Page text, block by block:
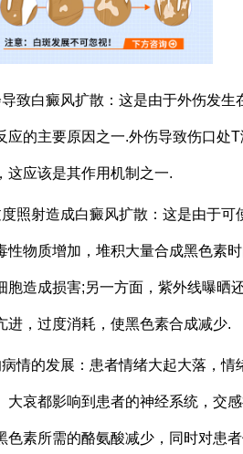
白癜风扩散：这是由于外伤发生
应的主要原因之一.外伤导致伤口处T
这应该是其作用机制之一.
射造成白癜风扩散：这是由于可
性物质增加，堆积大量合成黑色素
胞造成损害;另一方面，紫外线曝晒
进，过度消耗，使黑色素合成减少.
的发展：患者情绪大起大落，情
大哀都影响到患者的神经系统，交
色素所需的酪氨酸减少，同时对患